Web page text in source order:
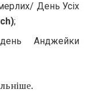
День Усіх
;
Анджейки